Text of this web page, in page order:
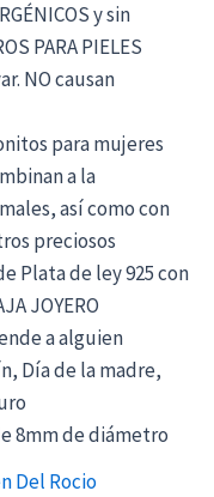
y sin
PARA PIELES
NO causan
para mujeres
a la
así como con
preciosos
Plata de ley 925 con
JOYERO
a alguien
Día de la madre,
8mm de diámetro
Del Rocio